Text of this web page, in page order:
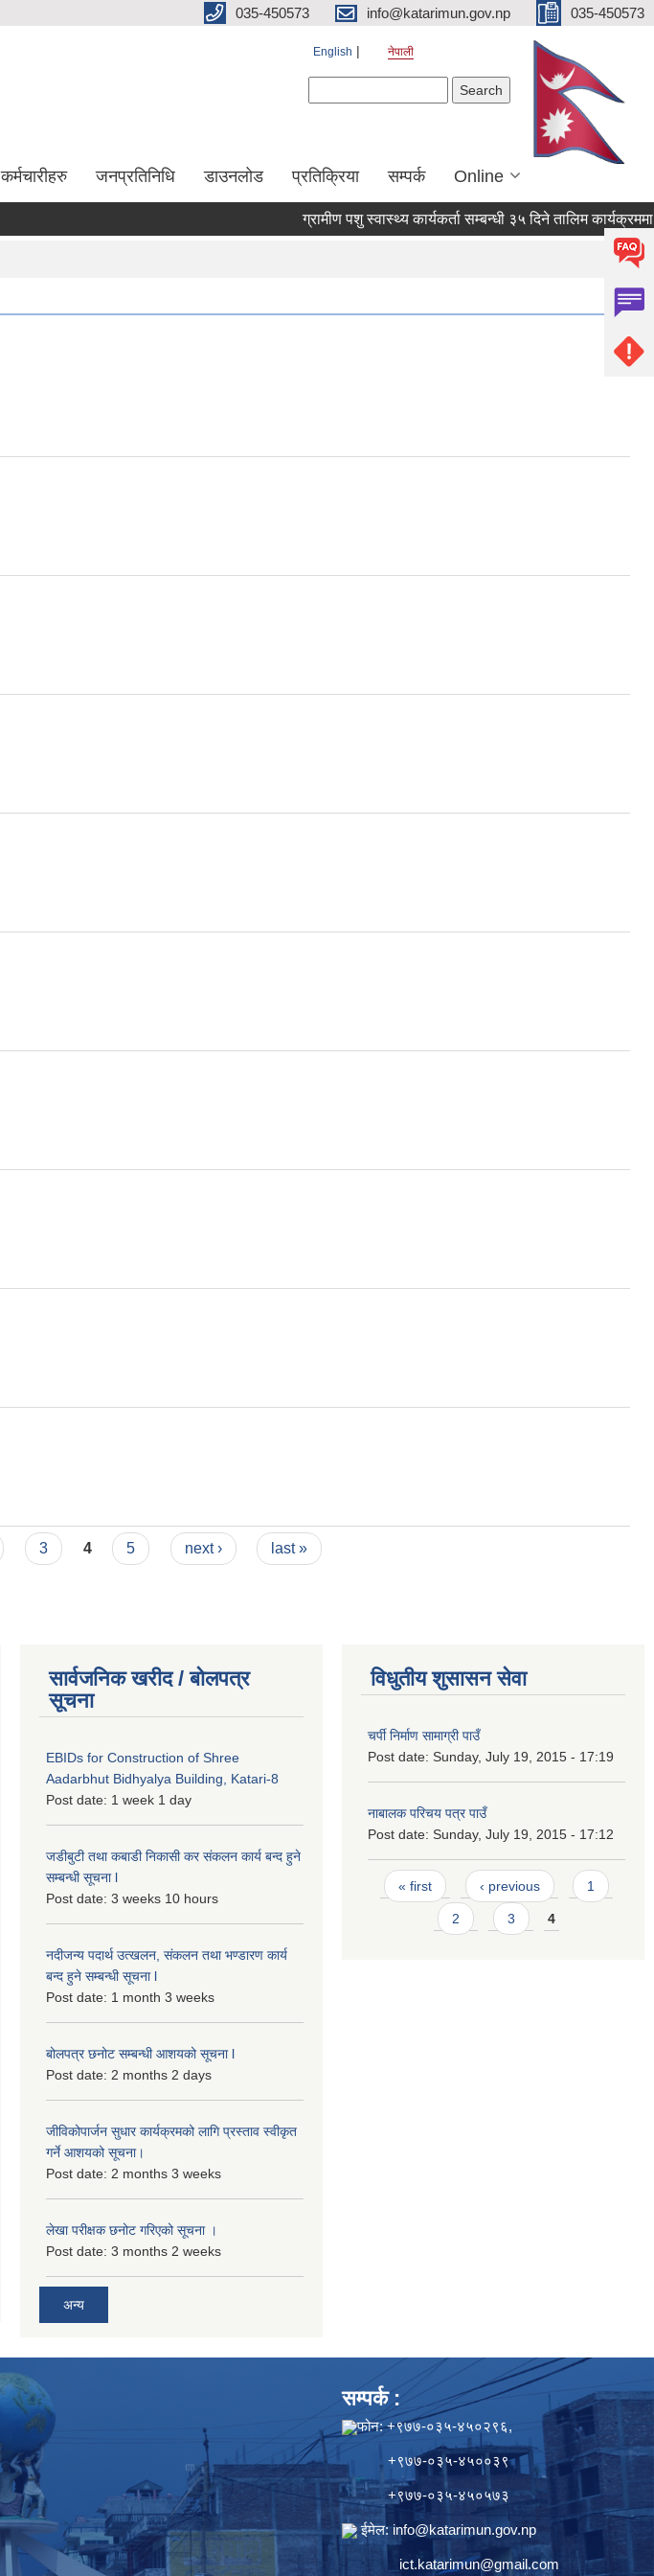
035-450573 info@katarimun.gov.np 035-450573
English नेपाली
कर्मचारीहरु जनप्रतिनिधि डाउनलोड प्रतिक्रिया सम्पर्क Online
ग्रामीण पशु स्वास्थ्य कार्यकर्ता सम्बन्धी ३५ दिने तालिम कार्यक्रममा
3 4 5 next › last »
सार्वजनिक खरीद / बोलपत्र
सूचना
EBIDs for Construction of Shree
Aadarbhut Bidhyalya Building, Katari-8
Post date: 1 week 1 day
जडीबुटी तथा कबाडी निकासी कर संकलन कार्य बन्द हुने
सम्बन्धी सूचना l
Post date: 3 weeks 10 hours
नदीजन्य पदार्थ उत्खलन, संकलन तथा भण्डारण कार्य
बन्द हुने सम्बन्धी सूचना l
Post date: 1 month 3 weeks
बोलपत्र छनोट सम्बन्धी आशयको सूचना l
Post date: 2 months 2 days
जीविकोपार्जन सुधार कार्यक्रमको लागि प्रस्ताव स्वीकृत
गर्ने आशयको सूचना।
Post date: 2 months 3 weeks
लेखा परीक्षक छनोट गरिएको सूचना ।
Post date: 3 months 2 weeks
अन्य
विधुतीय शुसासन सेवा
चर्पी निर्माण सामाग्री पाउँ
Post date: Sunday, July 19, 2015 - 17:19
नाबालक परिचय पत्र पाउँ
Post date: Sunday, July 19, 2015 - 17:12
Pages
« first ‹ previous 1
2 3 4
सम्पर्क :
फोन: +९७७-०३५-४५०२९६,
+९७७-०३५-४५००३९
+९७७-०३५-४५०५७३
ईमेल:info@katarimun.gov.np
ict.katarimun@gmail.com